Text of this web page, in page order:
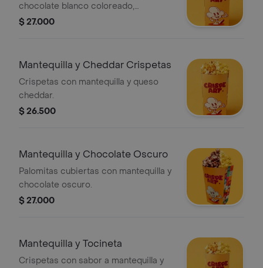
chocolate blanco coloreado,
combinando sabores salados y
$ 27.000
Mantequilla y Cheddar Crispetas
Crispetas con mantequilla y queso
cheddar.
$ 26.500
Mantequilla y Chocolate Oscuro
Palomitas cubiertas con mantequilla y
chocolate oscuro.
$ 27.000
Mantequilla y Tocineta
Crispetas con sabor a mantequilla y